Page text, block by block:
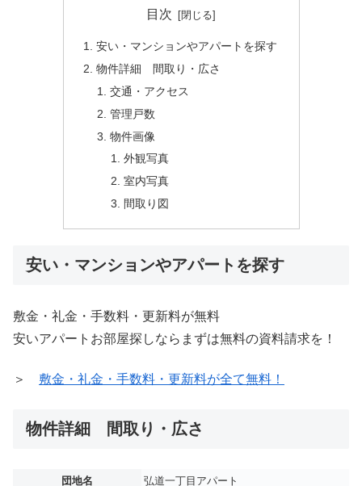
目次
安い・マンションやアパートを探す
物件詳細 間取り・広さ
交通・アクセス
管理戸数
物件画像
外観写真
室内写真
間取り図
安い・マンションやアパートを探す
敷金・礼金・手数料・更新料が無料
安いアパートお部屋探しならまずは無料の資料請求を！
＞ 敷金・礼金・手数料・更新料が全て無料！
物件詳細 間取り・広さ
団地名
弘道一丁目アパート